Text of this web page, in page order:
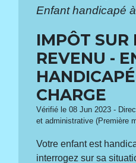
Enfant handicapé
IMPÔT SUR
REVENU -
CHARGE
Vérifié le 08 Jun 2023 -
et administrative (Première
Votre enfant est
interrogez sur sa